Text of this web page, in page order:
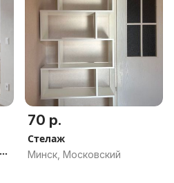
70 р.
Стелаж
Минск, Московский